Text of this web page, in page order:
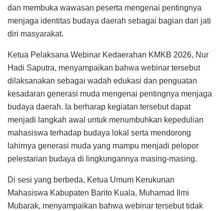
dan membuka wawasan peserta mengenai pentingnya
menjaga identitas budaya daerah sebagai bagian dari jati
diri masyarakat.
Ketua Pelaksana Webinar Kedaerahan KMKB 2026, Nur
Hadi Saputra, menyampaikan bahwa webinar tersebut
dilaksanakan sebagai wadah edukasi dan penguatan
kesadaran generasi muda mengenai pentingnya menjaga
budaya daerah. Ia berharap kegiatan tersebut dapat
menjadi langkah awal untuk menumbuhkan kepedulian
mahasiswa terhadap budaya lokal serta mendorong
lahirnya generasi muda yang mampu menjadi pelopor
pelestarian budaya di lingkungannya masing-masing.
Di sesi yang berbeda, Ketua Umum Kerukunan
Mahasiswa Kabupaten Barito Kuala, Muhamad Ilmi
Mubarak, menyampaikan bahwa webinar tersebut tidak